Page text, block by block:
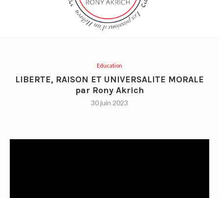
Education
LIBERTE, RAISON ET UNIVERSALITE MORALE
par Rony Akrich
30 juin 2023